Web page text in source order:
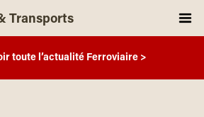
Transports
toute l’actualité Ferroviaire >